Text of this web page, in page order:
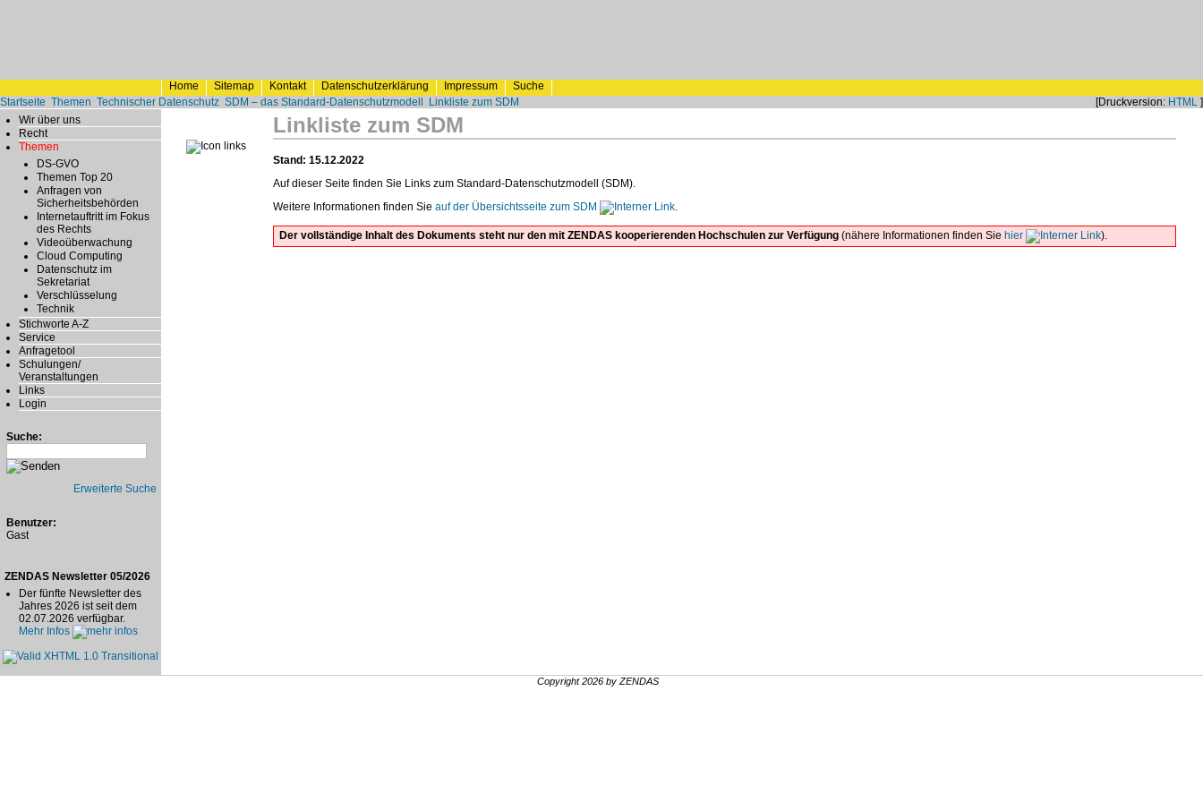
Home Sitemap Kontakt Datenschutzerklärung Impressum
Suche
Startseite Themen Technischer Datenschutz SDM – das Standard-Datenschutzmodell Linkliste zum SDM [Druckversion: HTML ]
Wir über uns
Recht
Themen
DS-GVO
Themen Top 20
Anfragen von
Sicherheitsbehörden
Internetauftritt im Fokus
des Rechts
Videoüberwachung
Cloud Computing
Datenschutz im
Sekretariat
Verschlüsselung
Technik
Stichworte A-Z
Service
Anfragetool
Schulungen/
Veranstaltungen
Links
Login
Suche:
Erweiterte Suche
Benutzer:
Gast
ZENDAS Newsletter 05/2026
Der fünfte Newsletter des
Jahres 2026 ist seit dem
02.07.2026 verfügbar.
Mehr Infos
Linkliste zum SDM
Stand: 15.12.2022
Auf dieser Seite finden Sie Links zum Standard-Datenschutzmodell (SDM).
Weitere Informationen finden Sie auf der Übersichtsseite zum SDM .
Der vollständige Inhalt des Dokuments steht nur den mit ZENDAS kooperierenden Hochschulen zur Verfügung (nähere Informationen finden Sie hier ).
Copyright 2026 by ZENDAS